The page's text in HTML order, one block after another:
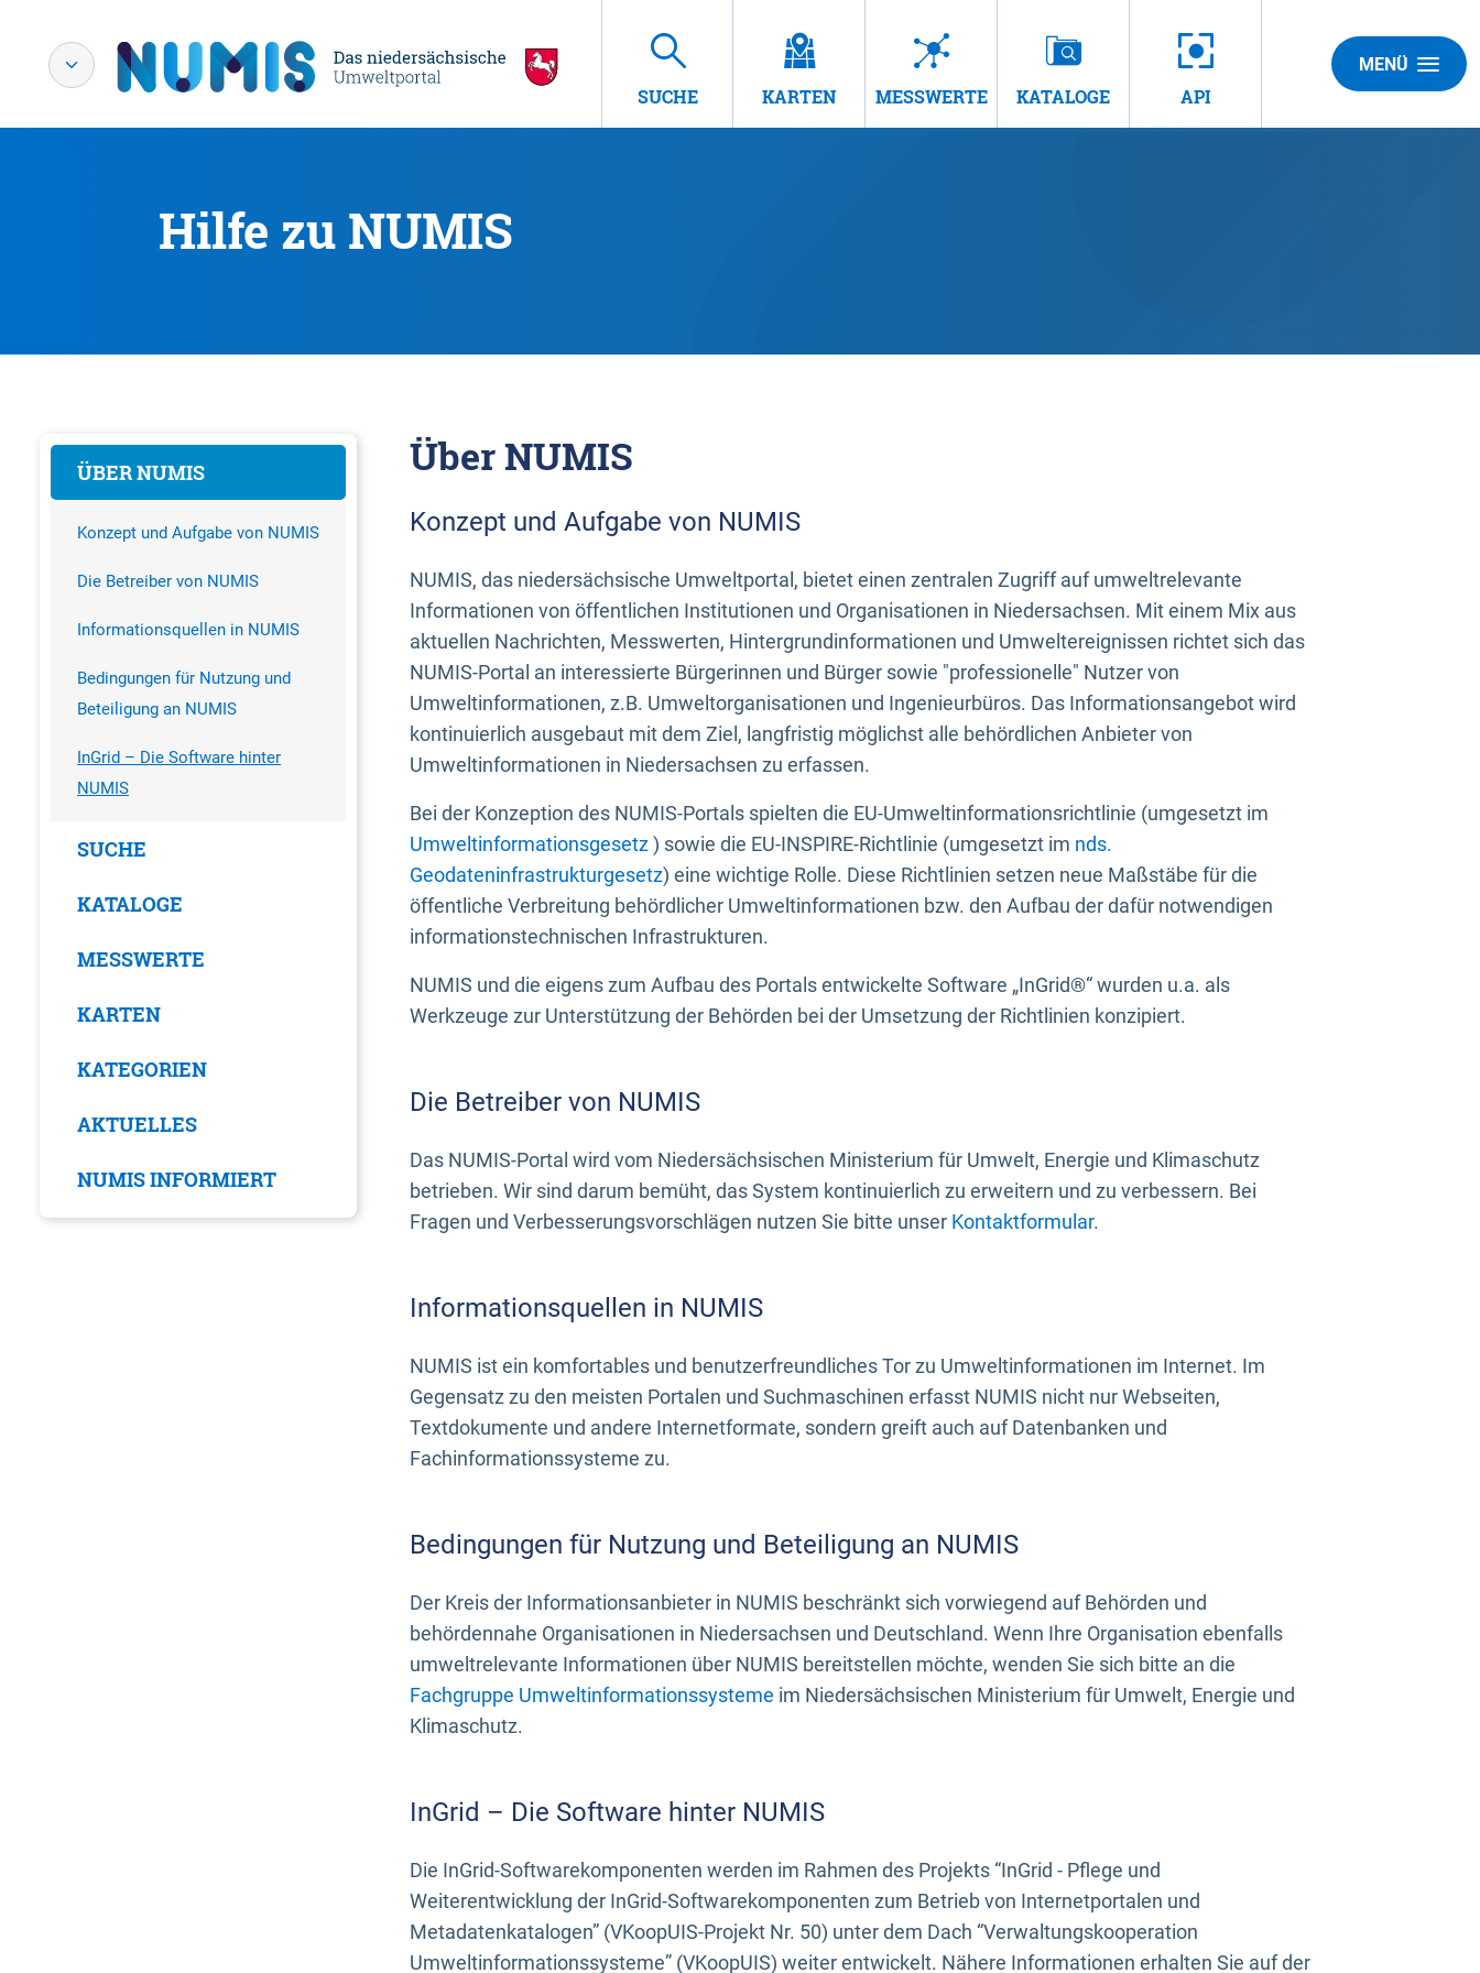
SUCHE KARTEN MESSWERTE KATALOGE API
MENÜ
Hilfe zu NUMIS
ÜBER NUMIS
Konzept und Aufgabe von NUMIS
Die Betreiber von NUMIS
Informationsquellen in NUMIS
Bedingungen für Nutzung und
Beteiligung an NUMIS
InGrid – Die Software hinter
NUMIS
SUCHE
KATALOGE
MESSWERTE
KARTEN
KATEGORIEN
AKTUELLES
NUMIS INFORMIERT
Über NUMIS
Konzept und Aufgabe von NUMIS
NUMIS, das niedersächsische Umweltportal, bietet einen zentralen Zugriff auf umweltrelevante
Informationen von öffentlichen Institutionen und Organisationen in Niedersachsen. Mit einem Mix aus
aktuellen Nachrichten, Messwerten, Hintergrundinformationen und Umweltereignissen richtet sich das
NUMIS-Portal an interessierte Bürgerinnen und Bürger sowie "professionelle" Nutzer von
Umweltinformationen, z.B. Umweltorganisationen und Ingenieurbüros. Das Informationsangebot wird
kontinuierlich ausgebaut mit dem Ziel, langfristig möglichst alle behördlichen Anbieter von
Umweltinformationen in Niedersachsen zu erfassen.
Bei der Konzeption des NUMIS-Portals spielten die EU-Umweltinformationsrichtlinie (umgesetzt im
Umweltinformationsgesetz) sowie die EU-INSPIRE-Richtlinie (umgesetzt im nds.
Geodateninfrastrukturgesetz) eine wichtige Rolle. Diese Richtlinien setzen neue Maßstäbe für die
öffentliche Verbreitung behördlicher Umweltinformationen bzw. den Aufbau der dafür notwendigen
informationstechnischen Infrastrukturen.
NUMIS und die eigens zum Aufbau des Portals entwickelte Software „InGrid®“ wurden u.a. als
Werkzeuge zur Unterstützung der Behörden bei der Umsetzung der Richtlinien konzipiert.
Die Betreiber von NUMIS
Das NUMIS-Portal wird vom Niedersächsischen Ministerium für Umwelt, Energie und Klimaschutz
betrieben. Wir sind darum bemüht, das System kontinuierlich zu erweitern und zu verbessern. Bei
Fragen und Verbesserungsvorschlägen nutzen Sie bitte unser Kontaktformular.
Informationsquellen in NUMIS
NUMIS ist ein komfortables und benutzerfreundliches Tor zu Umweltinformationen im Internet. Im
Gegensatz zu den meisten Portalen und Suchmaschinen erfasst NUMIS nicht nur Webseiten,
Textdokumente und andere Internetformate, sondern greift auch auf Datenbanken und
Fachinformationssysteme zu.
Bedingungen für Nutzung und Beteiligung an NUMIS
Der Kreis der Informationsanbieter in NUMIS beschränkt sich vorwiegend auf Behörden und
behördennahe Organisationen in Niedersachsen und Deutschland. Wenn Ihre Organisation ebenfalls
umweltrelevante Informationen über NUMIS bereitstellen möchte, wenden Sie sich bitte an die
Fachgruppe Umweltinformationssysteme im Niedersächsischen Ministerium für Umwelt, Energie und
Klimaschutz.
InGrid – Die Software hinter NUMIS
Die InGrid-Softwarekomponenten werden im Rahmen des Projekts “InGrid - Pflege und
Weiterentwicklung der InGrid-Softwarekomponenten zum Betrieb von Internetportalen und
Metadatenkatalogen” (VKoopUIS-Projekt Nr. 50) unter dem Dach “Verwaltungskooperation
Umweltinformationssysteme” (VKoopUIS) weiter entwickelt. Nähere Informationen erhalten Sie auf der